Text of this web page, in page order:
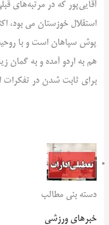
آقایی‌‌پور که در مرتبه‌های
پوش سپاهان است و با
هم به اردو آمده و به گمان
برای ثابت شدن در تفکرات
دسته بنی مطالب
خبرهای ورزشی